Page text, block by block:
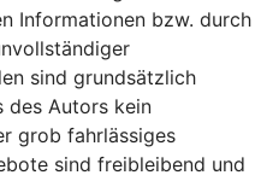
Informationen bzw. durch
sind grundsätzlich
des Autors kein
grob fahrlässiges
sind freibleibend und